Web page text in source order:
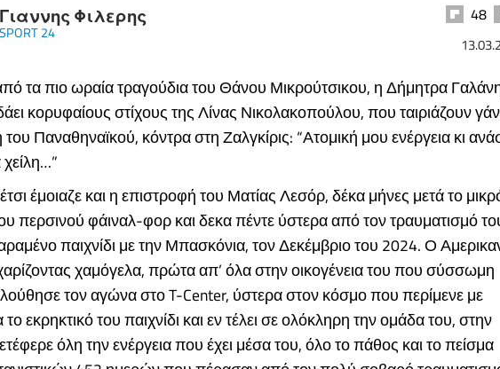
Γιαννης Φιλερης
SPORT 24
48
τα πιο ωραία τραγούδια του Θάνου Μικρούτσικου, η Δήμητρα
κορυφαίους στίχους της Λίνας Νικολακοπούλου, που ταιριάζουν
του Παναθηναϊκού, κόντρα στη Ζαλγκίρις: “Ατομική μου ενέργεια κι
έμοιαζε και η επιστροφή του Ματίας Λεσόρ, δέκα μήνες μετά το
περσινού φάιναλ-φορ και δεκα πέντε ύστερα από τον τραυματισμό
παιχνίδι με την Μπασκόνια, τον Δεκέμβριο του 2024. Ο
χαμόγελα, πρώτα απ’ όλα στην οικογένεια του που σύσσωμη
τον αγώνα στο T-Center, ύστερα στον κόσμο που περίμενε με
εκρηκτικό του παιχνίδι και εν τέλει σε ολόκληρη την ομάδα του, στην
όλη την ενέργεια που έχει μέσα του, όλο το πάθος και το πείσμα